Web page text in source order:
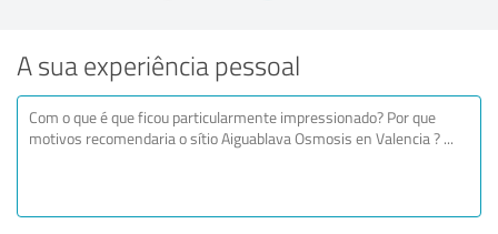
A sua experiência pessoal